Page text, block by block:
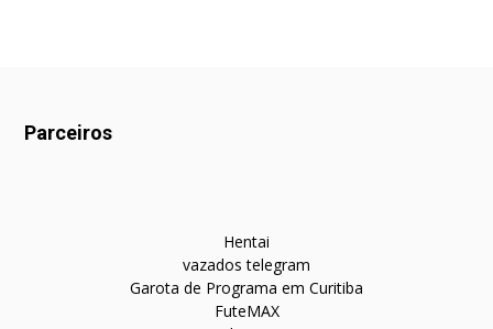
Parceiros
Hentai
vazados telegram
Garota de Programa em Curitiba
FuteMAX